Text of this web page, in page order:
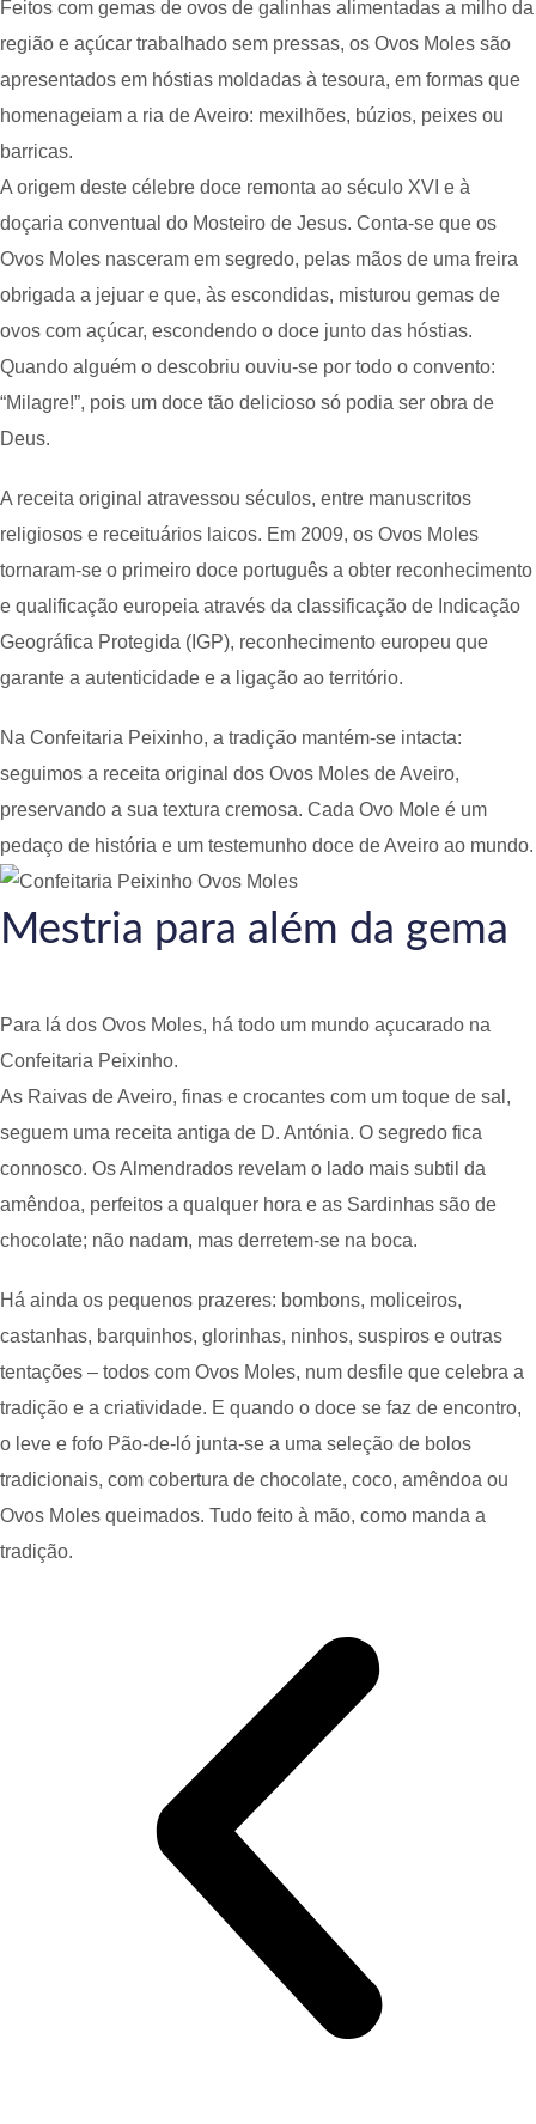
Feitos com gemas de ovos de galinhas alimentadas a milho da
região e açúcar trabalhado sem pressas, os Ovos Moles são
apresentados em hóstias moldadas à tesoura, em formas que
homenageiam a ria de Aveiro: mexilhões, búzios, peixes ou
barricas.
A origem deste célebre doce remonta ao século XVI e à
doçaria conventual do Mosteiro de Jesus. Conta-se que os
Ovos Moles nasceram em segredo, pelas mãos de uma freira
obrigada a jejuar e que, às escondidas, misturou gemas de
ovos com açúcar, escondendo o doce junto das hóstias.
Quando alguém o descobriu ouviu-se por todo o convento:
“Milagre!”, pois um doce tão delicioso só podia ser obra de
Deus.
A receita original atravessou séculos, entre manuscritos
religiosos e receituários laicos. Em 2009, os Ovos Moles
tornaram-se o primeiro doce português a obter reconhecimento
e qualificação europeia através da classificação de Indicação
Geográfica Protegida (IGP), reconhecimento europeu que
garante a autenticidade e a ligação ao território.
Na Confeitaria Peixinho, a tradição mantém-se intacta:
seguimos a receita original dos Ovos Moles de Aveiro,
preservando a sua textura cremosa. Cada Ovo Mole é um
pedaço de história e um testemunho doce de Aveiro ao mundo.
Mestria para além da gema
Para lá dos Ovos Moles, há todo um mundo açucarado na
Confeitaria Peixinho.
As Raivas de Aveiro, finas e crocantes com um toque de sal,
seguem uma receita antiga de D. Antónia. O segredo fica
connosco. Os Almendrados revelam o lado mais subtil da
amêndoa, perfeitos a qualquer hora e as Sardinhas são de
chocolate; não nadam, mas derretem-se na boca.
Há ainda os pequenos prazeres: bombons, moliceiros,
castanhas, barquinhos, glorinhas, ninhos, suspiros e outras
tentações – todos com Ovos Moles, num desfile que celebra a
tradição e a criatividade. E quando o doce se faz de encontro,
o leve e fofo Pão-de-ló junta-se a uma seleção de bolos
tradicionais, com cobertura de chocolate, coco, amêndoa ou
Ovos Moles queimados. Tudo feito à mão, como manda a
tradição.